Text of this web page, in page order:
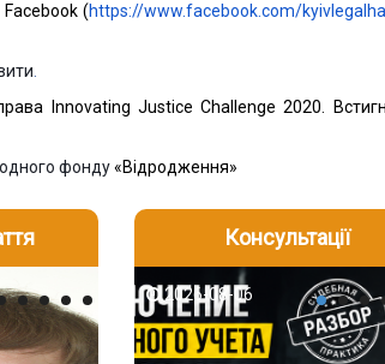
(https://www.facebook.com/
Innovating Justice Challenge 2020.
фонду«Відродження»
2026-08-06
2026-08-04
Консультації
2026-08-06
2026-07-30